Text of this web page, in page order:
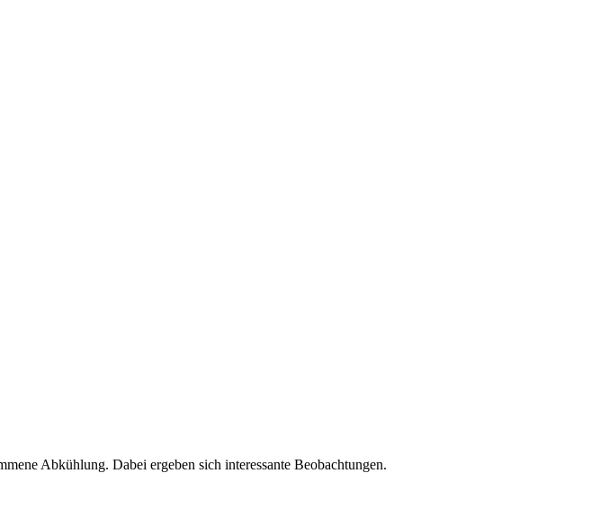
Abkühlung. Dabei ergeben sich interessante Beobachtungen.